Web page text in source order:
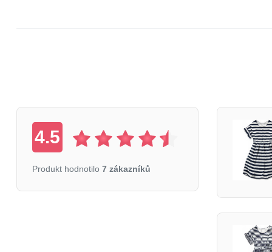
4.5
Produkt hodnotilo 7 zákazníků